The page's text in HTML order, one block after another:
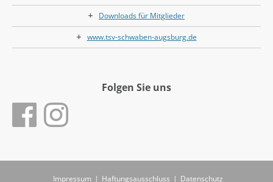
Downloads für Mitglieder
www.tsv-schwaben-augsburg.de
Folgen Sie uns
Impressum | Haftungsausschluss | Datenschutz